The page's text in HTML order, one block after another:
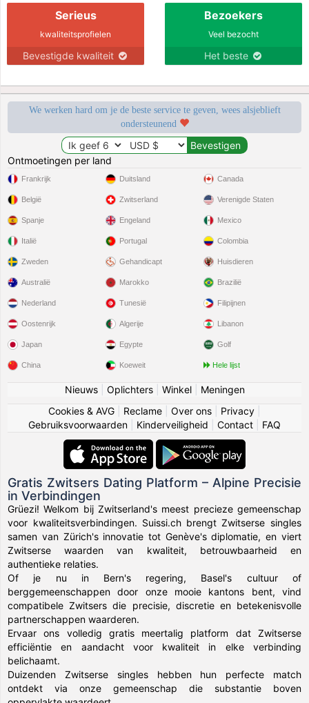
Serieus
kwaliteitsprofielen
Bevestigde kwaliteit
Bezoekers
Veel bezocht
Het beste
We werken hard om je de beste service te geven, wees alsjeblieft
ondersteunend
Ontmoetingen per land
Frankrijk
België
Spanje
Italië
Zweden
Duitsland
Zwitserland
Engeland
Portugal
Gehandicapt
Canada
Verenigde Staten
Mexico
Colombia
Huisdieren
Australië
Nederland
Oostenrijk
Japan
China
Marokko
Tunesië
Algerije
Egypte
Koeweit
Brazilië
Filipijnen
Libanon
Golf
Hele lijst
Nieuws| Oplichters| Winkel| Meningen
Cookies & AVG
Reclame Over ons Privacy
Gebruiksvoorwaarden
Kinderveiligheid Contact FAQ
Gratis Zwitsers Dating Platform – Alpine Precisie
in Verbindingen
Grüezi! Welkom bij Zwitserland's meest precieze gemeenschap
voor kwaliteitsverbindingen. Suissi.ch brengt Zwitserse singles
samen van Zürich's innovatie tot Genève's diplomatie, en viert
Zwitserse waarden van kwaliteit, betrouwbaarheid en
authentieke relaties.
Of je nu in Bern's regering, Basel's cultuur of
berggemeenschappen door onze mooie kantons bent, vind
compatibele Zwitsers die precisie, discretie en betekenisvolle
partnerschappen waarderen.
Ervaar ons volledig gratis meertalig platform dat Zwitserse
efficiëntie en aandacht voor kwaliteit in elke verbinding
belichaamt.
Duizenden Zwitserse singles hebben hun perfecte match
ontdekt via onze gemeenschap die substantie boven